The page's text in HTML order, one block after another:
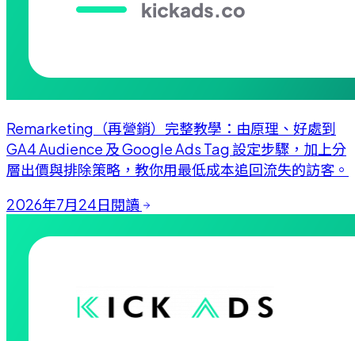
Remarketing（再營銷）完整教學：由原理、好處到
GA4 Audience 及 Google Ads Tag 設定步驟，加上分
層出價與排除策略，教你用最低成本追回流失的訪客。
2026年7月24日閱讀